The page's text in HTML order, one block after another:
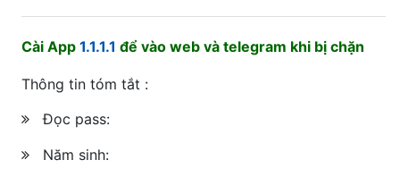
Cài App 1.1.1.1 để vào web và telegram khi bị chặn
Thông tin tóm tắt :
Đọc pass:
Năm sinh: